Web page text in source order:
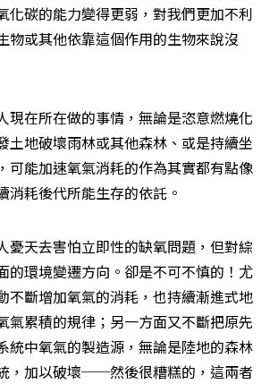
化碳的能力變得更弱，對我們更加不利
或其他依靠這個作用的生物來說沒
現在所在做的事情，無論是恣意燃燒化
土地破壞雨林或其他森林、或是持續坐
可能加速氧氣消耗的作為其實都有點像
消耗後代所能生存的依託。
憂天去害怕立即性的缺氧問題，但對綜
的環境變遷方向。卻是不可不慎的！尤
不斷增加氧氣的消耗，也持續漸進式地
氣累積的規律；另一方面又不斷把原先
統中氧氣的製造源，無論是陸地的森林
，加以破壞──然後很糟糕的，這兩者